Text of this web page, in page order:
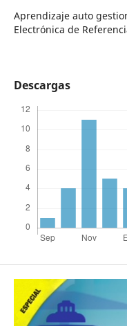
Aprendizaje auto
Electrónica de
Descargas